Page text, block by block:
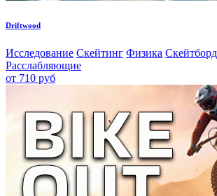
Driftwood
Исследование Скейтинг Физика
Расслабляющие
от 710 руб